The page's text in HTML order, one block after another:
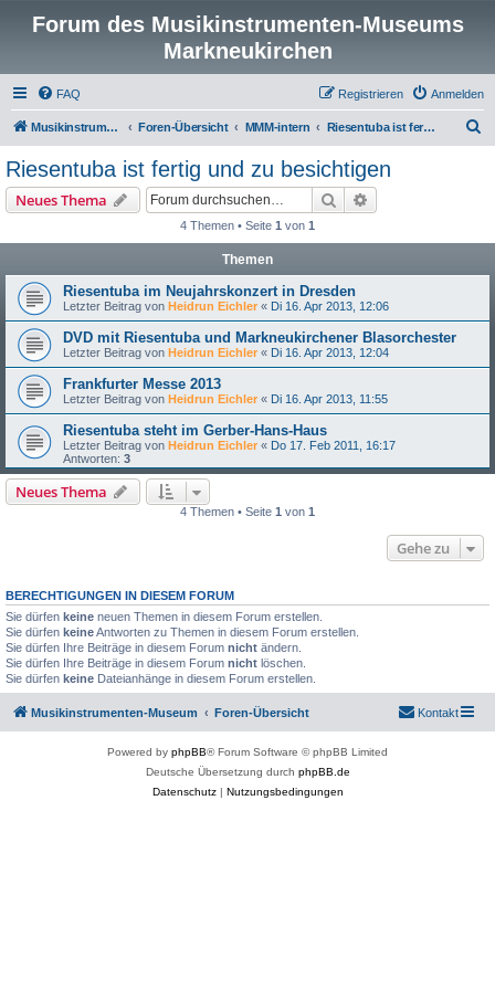
Forum des Musikinstrumenten-Museums
Markneukirchen
FAQ Anmelden
Registrieren
Musikinstrumenten-Museum Foren-Übersicht MMM-intern Riesentuba ist fertig und zu besichtigen
Riesentuba ist fertig und zu besichtigen
Neues Thema Suche
4 Themen • Seite 1 von 1
Themen
Riesentuba im Neujahrskonzert in Dresden
Letzter Beitrag von Heidrun Eichler « Di 16. Apr 2013, 12:06
DVD mit Riesentuba und Markneukirchener Blasorchester
Letzter Beitrag von Heidrun Eichler « Di 16. Apr 2013, 12:04
Frankfurter Messe 2013
Letzter Beitrag von Heidrun Eichler « Di 16. Apr 2013, 11:55
Riesentuba steht im Gerber-Hans-Haus
Letzter Beitrag von Heidrun Eichler « Do 17. Feb 2011, 16:17
Antworten: 3
Neues Thema
4 Themen • Seite 1 von 1
Gehe zu
BERECHTIGUNGEN IN DIESEM FORUM
Sie dürfen keine neuen Themen in diesem Forum erstellen.
Sie dürfen keineAntworten zu Themen in diesem Forum erstellen.
Sie dürfen Ihre Beiträge in diesem Forum nicht ändern.
Sie dürfen Ihre Beiträge in diesem Forum nicht löschen.
Sie dürfen keine Dateianhänge in diesem Forum erstellen.
Musikinstrumenten-Museum Foren-Übersicht Kontakt
Powered by phpBB® Forum Software © phpBB Limited
Deutsche Übersetzung durch phpBB.de
Datenschutz| Nutzungsbedingungen